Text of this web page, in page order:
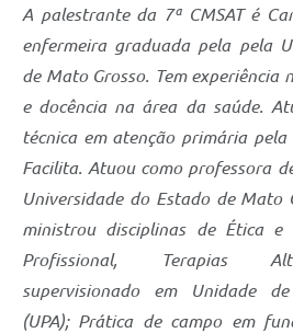
A palestrante da 7ª CMSAT é
enfermeira graduada pela pela
de Mato Grosso. Tem experiência
e docência na área da saúde.
técnica em atenção primária pela
Facilita. Atuou como professora
Universidade do Estado de Mato
ministrou disciplinas de Ética e
Profissional, Terapias
supervisionado em Unidade
(UPA); Prática de campo em